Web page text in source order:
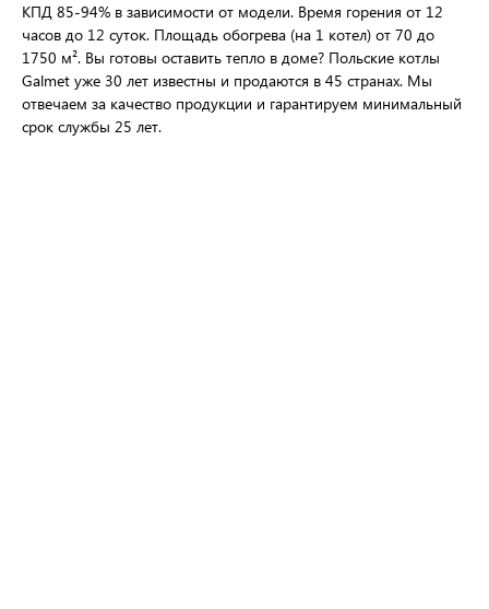
КПД 85-94% в зависимости от модели. Время горения от 12
часов до 12 суток. Площадь обогрева (на 1 котел) от 70 до
1750 м². Вы готовы оставить тепло в доме? Польские котлы
Galmet уже 30 лет известны и продаются в 45 странах. Мы
отвечаем за качество продукции и гарантируем минимальный
срок службы 25 лет.